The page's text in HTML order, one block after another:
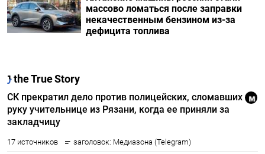
массово ломаться после заправки
некачественным бензином из-за
дефицита топлива